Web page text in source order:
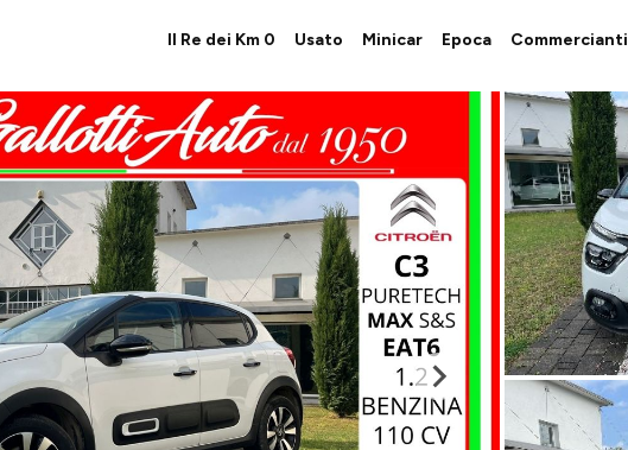
Il Re dei Km 0 Usato Minicar Epoca Commercianti